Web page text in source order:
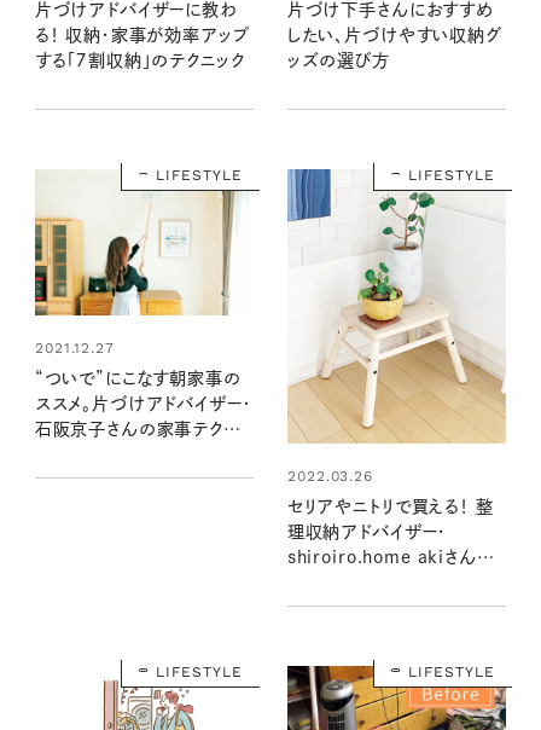
片づけアドバイザーに教わ
る！ 収納・家事が効率アップ
する「７割収納」のテクニック
片づけ下手さんにおすすめ
したい、片づけやすい収納グ
ッズの選び方
LIFESTYLE
2021.12.27
“ついで”にこなす朝家事の
ススメ。片づけアドバイザー・
石阪京子さんの家事テクニッ
LIFESTYLE
2022.03.26
セリアやニトリで買える！ 整
理収納アドバイザー・
shiroiro.home akiさん愛
LIFESTYLE LIFESTYLE